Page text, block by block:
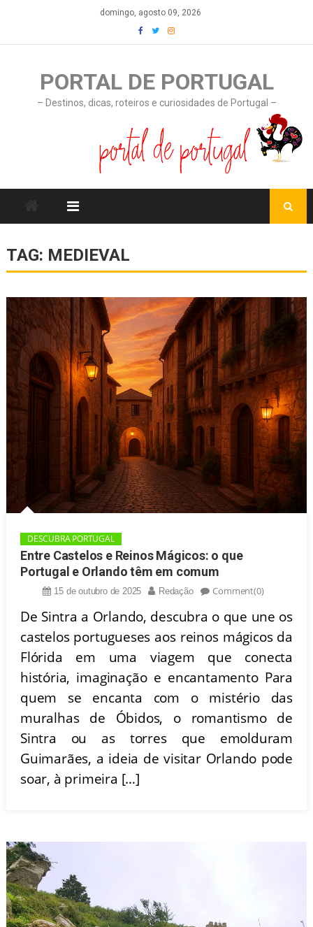
content
domingo, agosto 09, 2026
PORTAL DE PORTUGAL
– Destinos, dicas, roteiros e curiosidades de Portugal –
TAG: MEDIEVAL
DESCUBRA PORTUGAL
Entre Castelos e Reinos Mágicos: o que
Portugal e Orlando têm em comum
15 de outubro de 2025 Redação Comment(0)
De Sintra a Orlando, descubra o que une os
castelos portugueses aos reinos mágicos da
Flórida em uma viagem que conecta
história, imaginação e encantamento Para
quem se encanta com o mistério das
muralhas de Óbidos, o romantismo de
Sintra ou as torres que emolduram
Guimarães, a ideia de visitar Orlando pode
soar, à primeira […]